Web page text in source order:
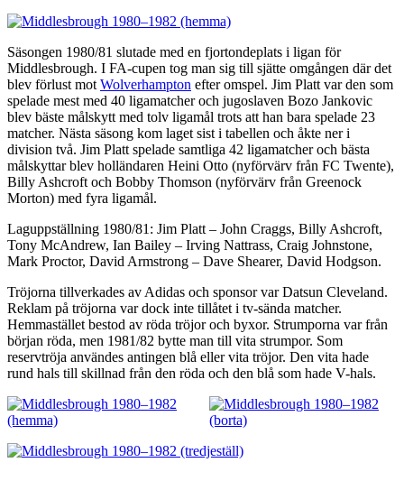
Säsongen 1980/81 slutade med en fjortondeplats i ligan för
Middlesbrough. I FA-cupen tog man sig till sjätte omgången där det
blev förlust mot Wolverhampton efter omspel. Jim Platt var den som
spelade mest med 40 ligamatcher och jugoslaven Bozo Jankovic
blev bäste målskytt med tolv ligamål trots att han bara spelade 23
matcher. Nästa säsong kom laget sist i tabellen och åkte ner i
division två. Jim Platt spelade samtliga 42 ligamatcher och bästa
målskyttar blev holländaren Heini Otto (nyförvärv från FC Twente),
Billy Ashcroft och Bobby Thomson (nyförvärv från Greenock
Morton) med fyra ligamål.
Laguppställning 1980/81: Jim Platt – John Craggs, Billy Ashcroft,
Tony McAndrew, Ian Bailey – Irving Nattrass, Craig Johnstone,
Mark Proctor, David Armstrong – Dave Shearer, David Hodgson.
Tröjorna tillverkades av Adidas och sponsor var Datsun Cleveland.
Reklam på tröjorna var dock inte tillåtet i tv-sända matcher.
Hemmastället bestod av röda tröjor och byxor. Strumporna var från
början röda, men 1981/82 bytte man till vita strumpor. Som
reservtröja användes antingen blå eller vita tröjor. Den vita hade
rund hals till skillnad från den röda och den blå som hade V-hals.